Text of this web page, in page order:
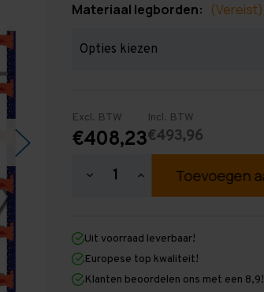
Materiaal legborden: (Vereist)
Excl. BTW
€408,23
Incl. BTW
€493,96
Hoeveelheid
2.000
mm
x
3.200
mm
Hoeveelheid
verhogen
2.000
mm
x
3.200
mm
Uit voorraad leverbaar!
Europese top kwaliteit!
Klanten beoordelen ons met een 8,9!